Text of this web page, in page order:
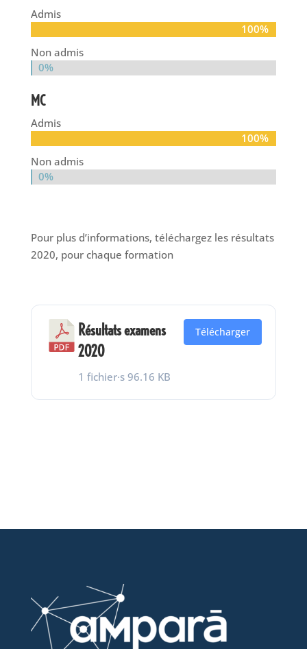
Admis
100%
100%
Non admis
0%
0%
MC
Admis
100%
100%
Non admis
0%
0%
Pour plus d’informations, téléchargez les résultats
2020, pour chaque formation
Résultats examens
2020
1 fichier·s 96.16 KB
Télécharger